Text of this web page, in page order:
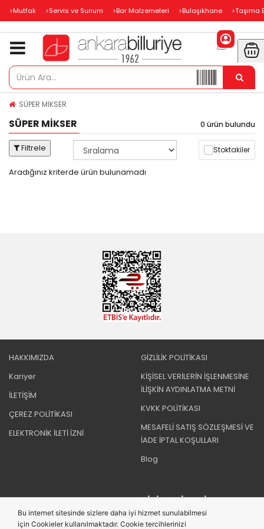
>Mutfak >Servis ve Sunum >Bar Malzemeleri >Bulaşıkhane >Taşıma
SÜPER MİKSER
SÜPER MİKSER 0 ürün bulundu
Filtrele Stoktakiler
Aradığınız kriterde ürün bulunamadı
HAKKIMIZDA
Kariyer
İLETİŞİM
ÇEREZ POLİTİKASI
ELEKTRONİK İLETİ İZNİ
GİZLİLİK POLİTİKASI
KİŞİSEL VERİLERİN İŞLENMESİNE
İLİŞKİN AYDINLATMA METNİ
KVKK POLİTİKASI
MESAFELİ SATIŞ SÖZLEŞMESİ VE
İADE İPTAL KOŞULLARI
Blog
BIZI TAKIP EDIN
Bu internet sitesinde sizlere daha iyi hizmet sunulabilmesi
için Cookieler kullanılmaktadır. Cookie tercihlerinizi